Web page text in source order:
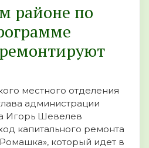
районе по
местного отделения
администрации
Игорь Шевелев
капитального ремонта
который идет в